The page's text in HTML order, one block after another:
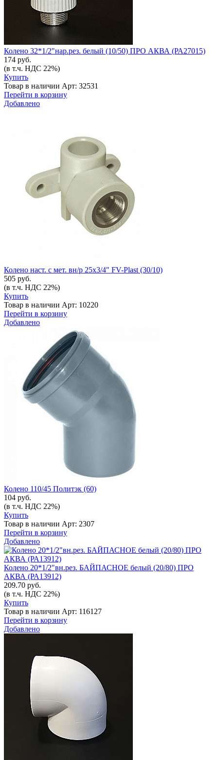
Колено 32*1/2"нар.рез. белый (10/50) ПРО АКВА (РА27015)
174 руб.
(в т.ч. НДС 22%)
Купить
Товар в наличии Арт: 32531
Перейти в корзину
Добавлено
Колено наст. с мет. вн/р 25х3/4" FV-Plast (30/10)
505 руб.
(в т.ч. НДС 22%)
Купить
Товар в наличии Арт: 10220
Перейти в корзину
Добавлено
Колено 110/45 Политэк (60)
104 руб.
(в т.ч. НДС 22%)
Купить
Товар в наличии Арт: 2307
Перейти в корзину
Добавлено
Колено 20*1/2"вн.рез. БАЙПАСНОЕ белый (20/80) ПРО
АКВА (РА13912)
209.70 руб.
(в т.ч. НДС 22%)
Купить
Товар в наличии Арт: 116127
Перейти в корзину
Добавлено